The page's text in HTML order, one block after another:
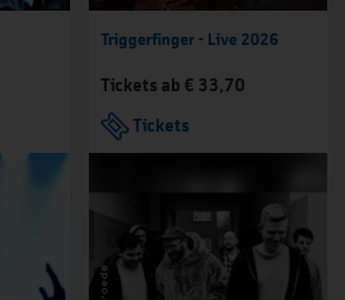
Triggerfinger - Live 2026
Tickets ab € 33,70
Tickets